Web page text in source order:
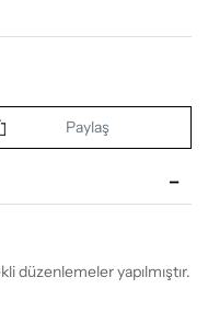
Paylaş
düzenlemeler yapılmıştır.